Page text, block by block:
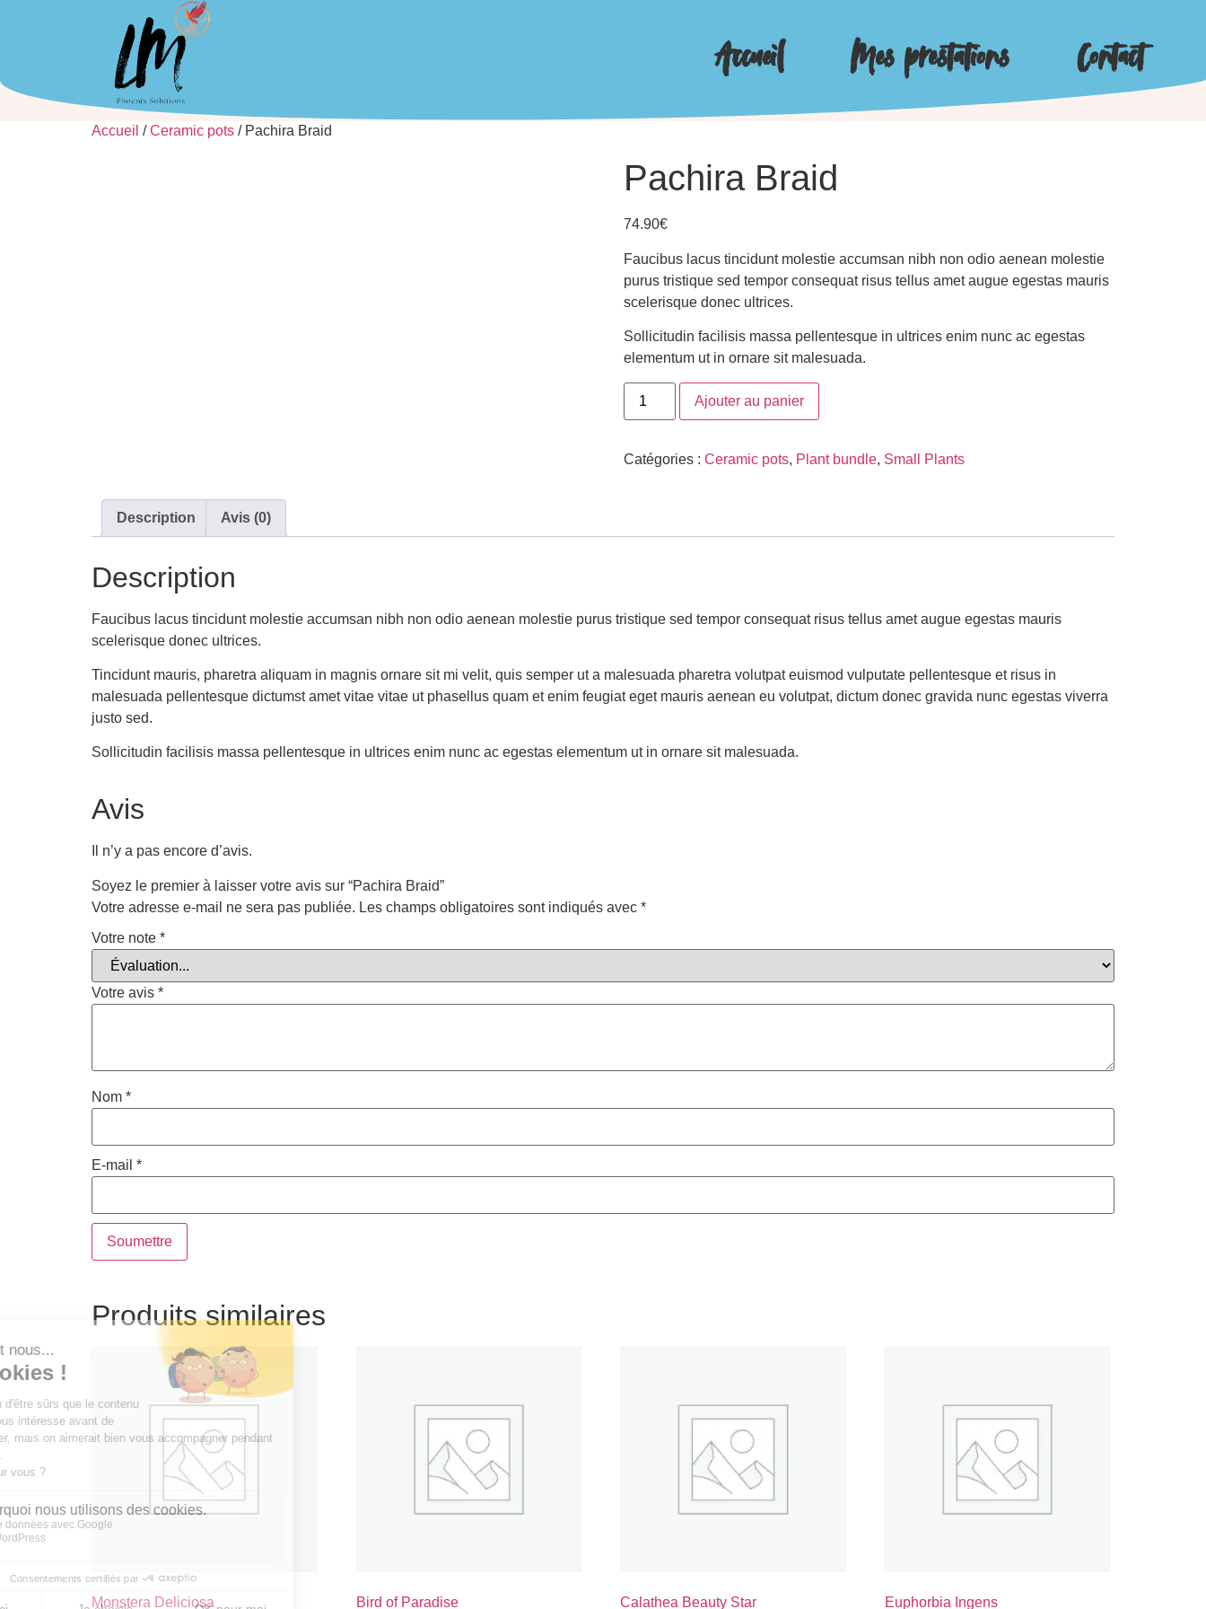
Accueil Mes prestations Contact
Accueil / Ceramic pots / Pachira Braid
Pachira Braid
74.90€
Faucibus lacus tincidunt molestie accumsan nibh non odio aenean molestie
purus tristique sed tempor consequat risus tellus amet augue egestas mauris
scelerisque donec ultrices.
Sollicitudin facilisis massa pellentesque in ultrices enim nunc ac egestas
elementum ut in ornare sit malesuada.
Ajouter au panier
Catégories : Ceramic pots, Plant bundle, Small Plants
Description Avis (0)
Description
Faucibus lacus tincidunt molestie accumsan nibh non odio aenean molestie purus tristique sed tempor consequat risus tellus amet augue egestas mauris
scelerisque donec ultrices.
Tincidunt mauris, pharetra aliquam in magnis ornare sit mi velit, quis semper ut a malesuada pharetra volutpat euismod vulputate pellentesque et risus in
malesuada pellentesque dictumst amet vitae vitae ut phasellus quam et enim feugiat eget mauris aenean eu volutpat, dictum donec gravida nunc egestas viverra
justo sed.
Sollicitudin facilisis massa pellentesque in ultrices enim nunc ac egestas elementum ut in ornare sit malesuada.
Avis
Il n’y a pas encore d’avis.
Soyez le premier à laisser votre avis sur “Pachira Braid”
Votre adresse e-mail ne sera pas publiée. Les champs obligatoires sont indiqués avec *
Votre note *
Votre avis *
Nom *
E-mail *
Produits similaires
Monstera Deliciosa Bird of Paradise Calathea Beauty Star Euphorbia Ingens